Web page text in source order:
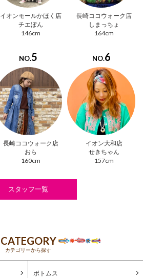
イオンモールかほく店
チエぽん
146cm
長崎ココウォーク店
しまっちょ
164cm
NO.5
長崎ココウォーク店
おら
160cm
NO.6
イオン大和店
せきちゃん
157cm
スタッフ一覧
CATEGORY
カテゴリーから探す
ボトムス